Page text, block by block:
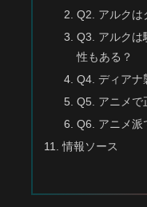
Q2. アルクは
Q3. アルクは
性もある？
Q4. ディアナ
Q5. アニメで
Q6. アニメ派
情報ソース